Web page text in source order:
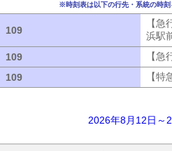
※時刻表は以下の行先・系統の時
109
【
浜駅
109
【急
109
【特
2026年8月12日～